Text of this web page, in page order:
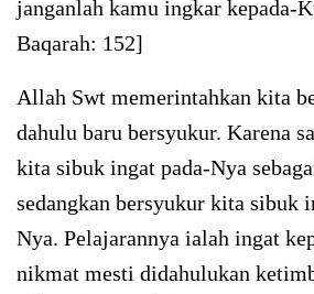
janganlah kamu ingkar kepada-
Baqarah: 152]
Allah Swt memerintahkan kita
dahulu baru bersyukur. Karena
kita sibuk ingat pada-Nya
sedangkan bersyukur kita sibuk
Nya. Pelajarannya ialah ingat
nikmat mesti didahulukan